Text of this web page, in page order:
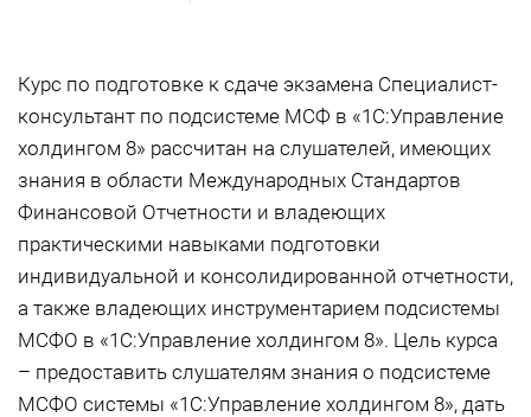
Курс по подготовке к сдаче экзамена Специалист-
консультант по подсистеме МСФ в «1С:Управление
холдингом 8» рассчитан на слушателей, имеющих
знания в области Международных Стандартов
Финансовой Отчетности и владеющих
практическими навыками подготовки
индивидуальной и консолидированной отчетности,
а также владеющих инструментарием подсистемы
МСФО в «1С:Управление холдингом 8». Цель курса
– предоставить слушателям знания о подсистеме
МСФО системы «1С:Управление холдингом 8», дать